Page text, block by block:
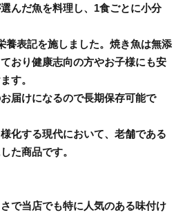
んだ魚を料理し、1食ごとに小分
養表記を施しました。焼き魚は無添
おり健康志向の方やお子様にも安
す。
届けになるので長期保存可能で
化する現代において、老舗である
た商品です。
で当店でも特に人気のある味付け